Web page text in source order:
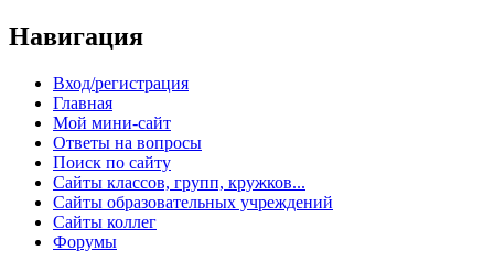
Навигация
Вход/регистрация
Главная
Мой мини-сайт
Ответы на вопросы
Поиск по сайту
Сайты классов, групп, кружков...
Сайты образовательных учреждений
Сайты коллег
Форумы